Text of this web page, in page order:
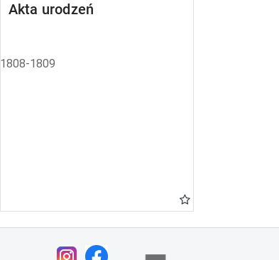
Akta urodzeń
1808-1809